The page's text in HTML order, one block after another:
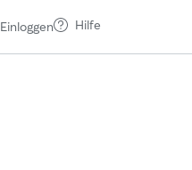
Einloggen Hilfe